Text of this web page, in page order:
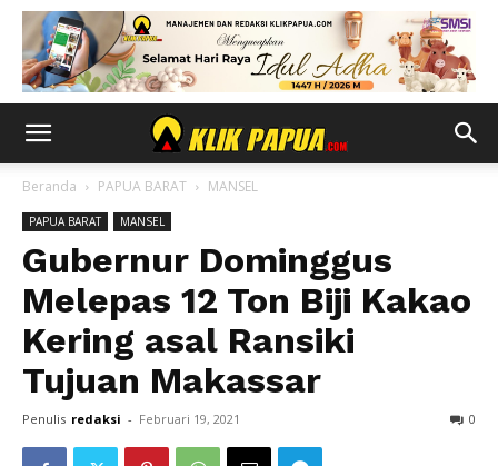
Beranda PAPUA BARAT MANSEL
PAPUA BARAT MANSEL
Gubernur Dominggus
Melepas 12 Ton Biji Kakao
Kering asal Ransiki
Tujuan Makassar
Penulis redaksi - Februari 19, 2021 0